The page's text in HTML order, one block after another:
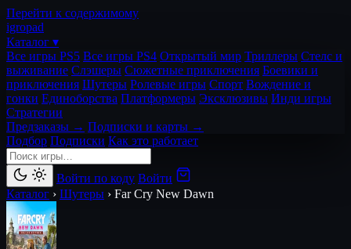
Перейти к содержимому
igropad
Каталог ▾
Все игры PS5 Все игры PS4 Открытый мир Триллеры Стелс и
выживание Слэшеры Сюжетные приключения Боевики и
приключения Шутеры Ролевые игры Спорт Вождение и
гонки Единоборства Платформеры Эксклюзивы Инди игры
Стратегии
Предзаказы → Подписки и карты →
Подбор Подписки Как это работает
Войти по коду Войти
Каталог › Шутеры › Far Cry New Dawn